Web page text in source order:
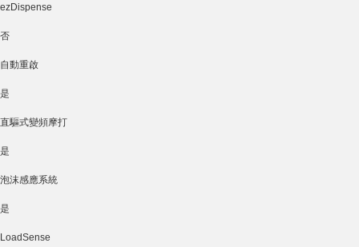
ezDispense
否
自動重啟
是
直驅式變頻摩打
是
泡沫感應系統
是
LoadSense